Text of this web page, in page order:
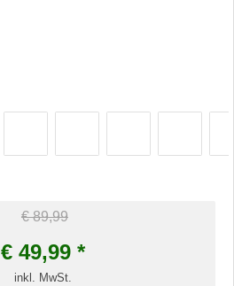
€ 89,99
€49,99*
inkl. MwSt.